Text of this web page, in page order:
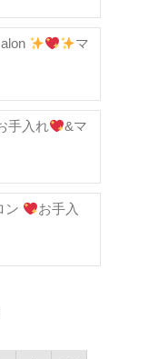
マ
手入れ
&マ
ン
お手入